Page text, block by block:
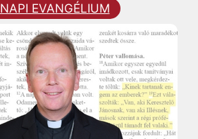
NAPI EVANGÉLIUM